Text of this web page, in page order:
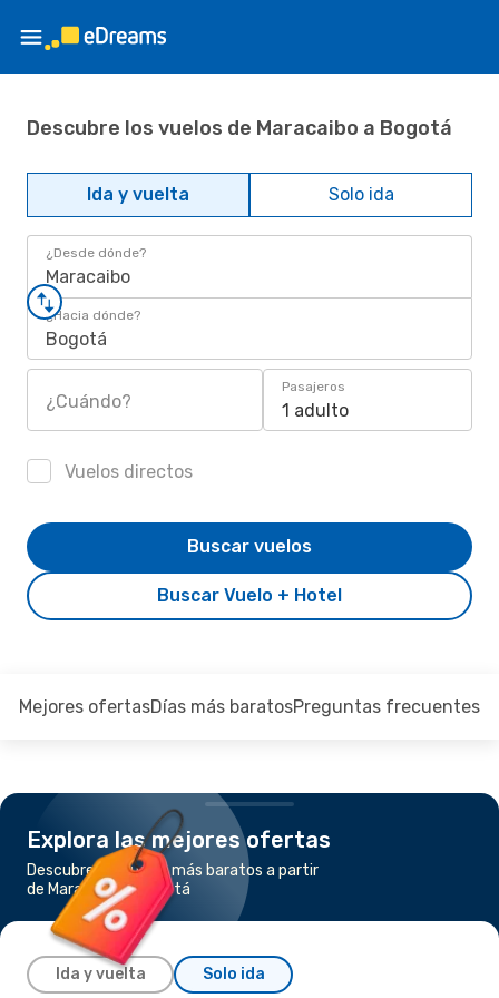
Descubre los vuelos de Maracaibo a Bogotá
Ida y vuelta Solo ida
¿Desde dónde?
Maracaibo
¿Hacia dónde?
Bogotá
¿Cuándo?
Pasajeros
1 adulto
Vuelos directos
Buscar Vuelo + Hotel
Buscar vuelos
Mejores ofertasDías más baratosPreguntas frecuentes
Explora las mejores ofertas
Descubre los vuelos más baratos a partir
de Maracaibo a Bogotá
Ida y vuelta Solo ida